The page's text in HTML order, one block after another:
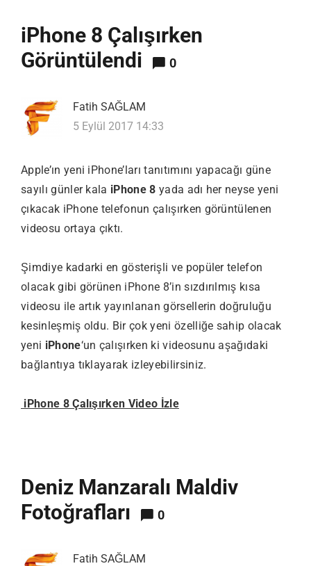
iPhone 8 Çalışırken
Görüntülendi
0
Fatih SAĞLAM
5 Eylül 2017 14:33
Apple’ın yeni iPhone’ları tanıtımını yapacağı güne
sayılı günler kala iPhone 8 yada adı her neyse yeni
çıkacak iPhone telefonun çalışırken görüntülenen
videosu ortaya çıktı.
Şimdiye kadarki en gösterişli ve popüler telefon
olacak gibi görünen iPhone 8’in sızdırılmış kısa
videosu ile artık yayınlanan görsellerin doğruluğu
kesinleşmiş oldu. Bir çok yeni özelliğe sahip olacak
yeni iPhone‘un çalışırken ki videosunu aşağıdaki
bağlantıya tıklayarak izleyebilirsiniz.
iPhone 8 Çalışırken Video İzle
Deniz Manzaralı Maldiv
Fotoğrafları
0
Fatih SAĞLAM